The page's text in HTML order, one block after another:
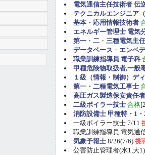
電気通信主任技術者 伝
テクニカルエンジニア
基本・応用情報技術者
エネルギー管理士 電気
第一 ・ 二 ・ 三種電気主
データベース ・ エンベ
職業訓練指導員 電子科
甲種危険物取扱者,一般
１級（情報・制御）デ
第一・二種電気工事士
高圧ガス製造保安責任
二級ボイラー技士 合格
消防設備士 甲種特・1
一級ボイラー技士 7/11
職業訓練指導員 電気通
気象予報士 8/26(7/6) 挑
公害防止管理者(水1,大